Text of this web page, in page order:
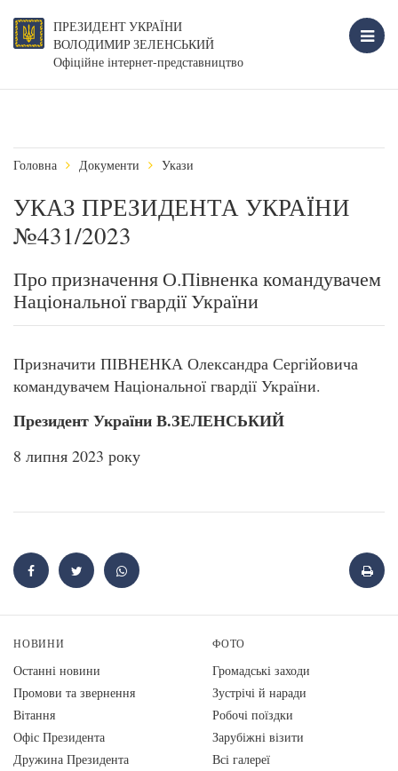
ПРЕЗИДЕНТ УКРАЇНИ
ВОЛОДИМИР ЗЕЛЕНСЬКИЙ
Офіційне інтернет-представництво
Головна Документи Укази
УКАЗ ПРЕЗИДЕНТА УКРАЇНИ
№431/2023
Про призначення О.Півненка командувачем
Національної гвардії України
Призначити ПІВНЕНКА Олександра Сергійовича
командувачем Національної гвардії України.
Президент України В.ЗЕЛЕНСЬКИЙ
8 липня 2023 року
НОВИНИ
Останні новини
Промови та звернення
Вiтання
Офіс Президента
Дружина Президента
ФОТО
Громадські заходи
Зустрічі й наради
Робочі поїздки
Зарубіжні візити
Всі галереї